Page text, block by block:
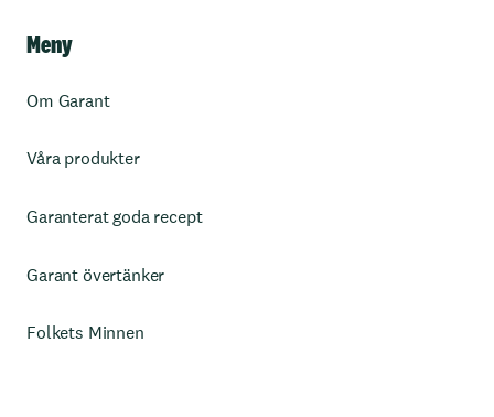
Meny
Om Garant
Våra produkter
Garanterat goda recept
Garant övertänker
Folkets Minnen